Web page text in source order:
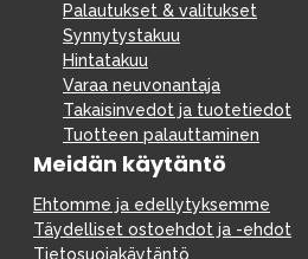
Palautukset & valitukset
Synnytystakuu
Hintatakuu
Varaa neuvonantaja
Takaisinvedot ja tuotetiedot
Tuotteen palauttaminen
Meidän käytäntö
Ehtomme ja edellytyksemme
Täydelliset ostoehdot ja -ehdot
Tietosuojakäytäntö